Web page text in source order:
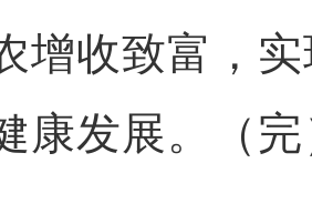
增收致富，
康发展。（